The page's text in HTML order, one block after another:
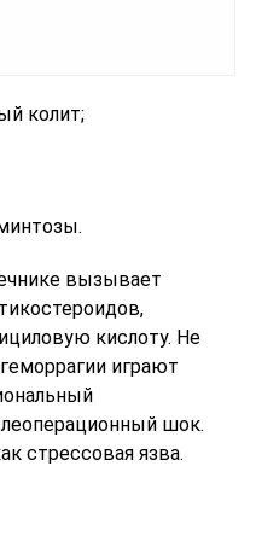
колит;
вызывает
кислоту. Не
играют
шок.
стрессовая язва.